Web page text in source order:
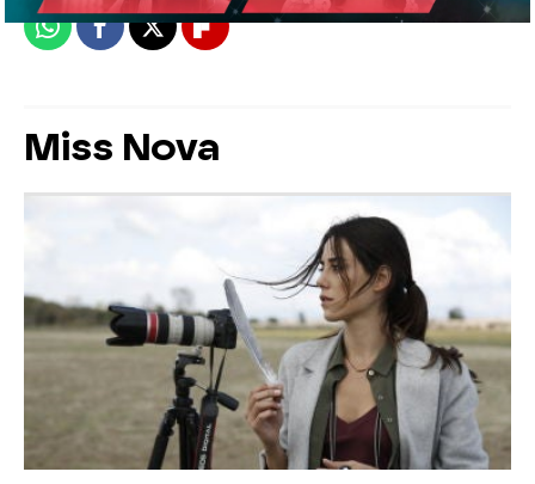
WhatsappFacebook
X Flipboard
Miss Nova